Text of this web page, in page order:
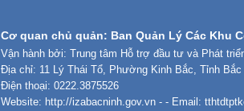
Cơ quan chủ quản: Ban Quản Lý Các Khu
Vận hành bởi: Trung tâm Hỗ trợ đầu tư và Phát
Địa chỉ: 11 Lý Thái Tổ, Phường Kinh Bắc, Tỉnh Bắc
Điện thoại: 0222.3875526
Website: http://izabacninh.gov.vn - - Email: